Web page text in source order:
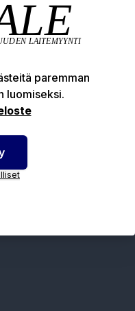
paremman
luomiseksi.